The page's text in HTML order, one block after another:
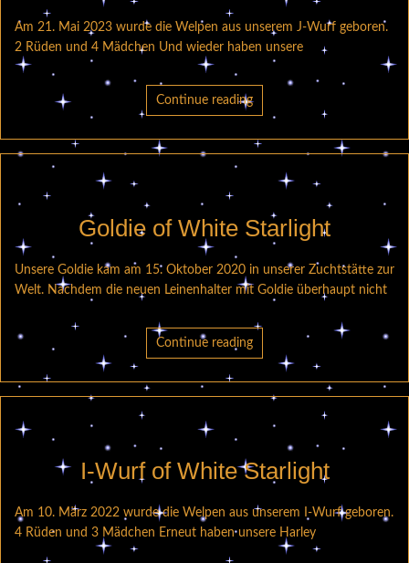
Am 21. Mai 2023 wurde die Welpen aus unserem J-Wurf geboren.
2 Rüden und 4 Mädchen Und wieder haben unsere
Continue reading
Goldie of White Starlight
Unsere Goldie kam am 15. Oktober 2020 in unserer Zuchtstätte zur
Welt. Nachdem die neuen Leinenhalter mit Goldie überhaupt nicht
Continue reading
I-Wurf of White Starlight
Am 10. März 2022 wurde die Welpen aus unserem I-Wurf geboren.
4 Rüden und 3 Mädchen Erneut haben unsere Harley